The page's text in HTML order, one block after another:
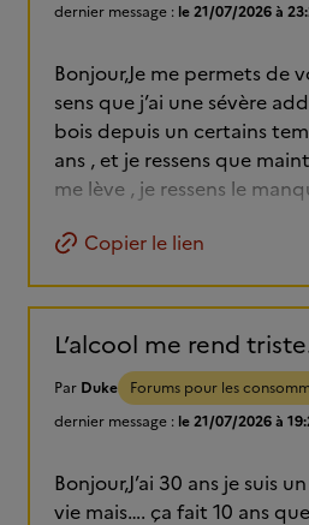
dernier message : le 21/07/2026 à
Bonjour,Je me permets de
sens que j’ai une sévère
bois depuis un certains
ans , et je ressens que
me lève , je ressens le
Copier le lien
L’alcool me rend
Par Duke Forums pour les
dernier message : le 21/07/2026 à
Bonjour,J’ai 30 ans je suis
vie mais…. ça fait 10 ans